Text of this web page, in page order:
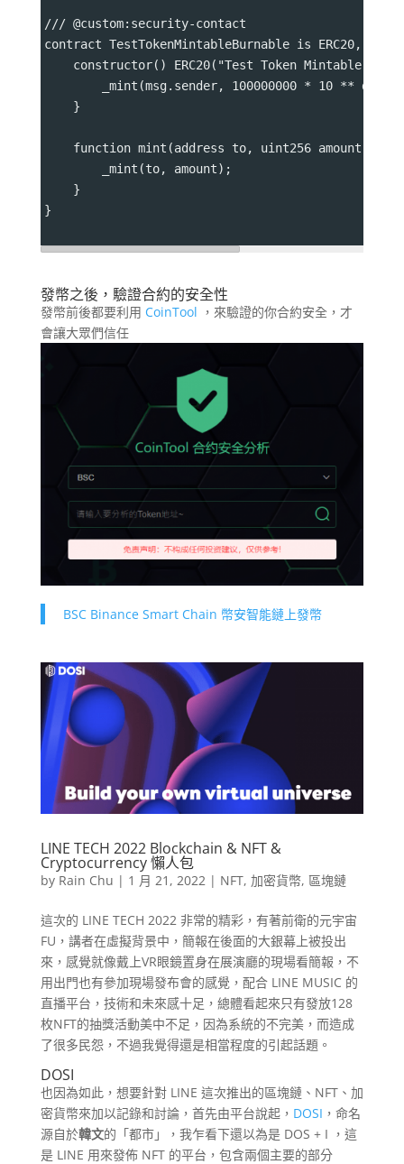
/// @custom:security-contact
contract TestTokenMintableBurnable is ERC20,
constructor() ERC20("Test Token Mintable
_mint(msg.sender, 100000000 * 10 **
    }
function mint(address to, uint256 amount)
        _mint(to, amount);
    }
}
發幣之後，驗證合約的安全性
發幣前後都要利用 CoinTool ，來驗證的你合約安全，才
會讓大眾們信任
BSC Binance Smart Chain 幣安智能鏈上發幣
LINE TECH 2022 Blockchain & NFT &
Cryptocurrency 懶人包
by Rain Chu | 1 月 21, 2022| NFT, 加密貨幣, 區塊鏈
這次的 LINE TECH 2022 非常的精彩，有著前衛的元宇宙
FU，講者在虛擬背景中，簡報在後面的大銀幕上被投出
來，感覺就像戴上VR眼鏡置身在展演廳的現場看簡報，不
用出門也有參加現場發布會的感覺，配合 LINE MUSIC 的
直播平台，技術和未來感十足，總體看起來只有發放128
枚NFT的抽獎活動美中不足，因為系統的不完美，而造成
了很多民怨，不過我覺得還是相當程度的引起話題。
DOSI
也因為如此，想要針對 LINE 這次推出的區塊鏈、NFT、加
密貨幣來加以記錄和討論，首先由平台說起， DOSI ，命名
源自於韓文的「都市」，我乍看下還以為是 DOS + I ，這
是 LINE 用來發佈 NFT 的平台，包含兩個主要的部分